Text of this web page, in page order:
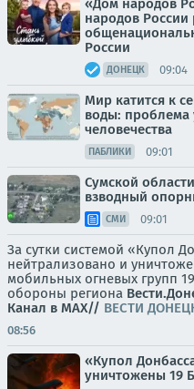
«Дом народов
народов России
России
ДОНЕЦК 09:04
Мир катится к
воды: проблема
человечества
ПАБЛИКИ 09:01
Сумской
взводный
СМИ 09:01
За сутки системой «Купол
нейтрализовано и
мобильных огневых групп
обороны региона
Канал в MAX// ВЕСТИ
08:56
«Купол
уничтожены 19